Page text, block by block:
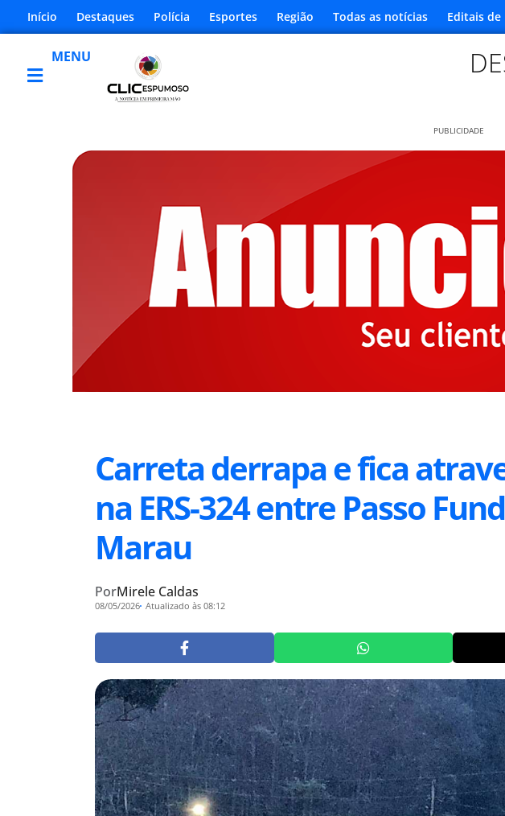
Início Destaques Polícia Esportes Região Todas as notícias Editais de
MENU
PUBLICIDADE
Carreta derrapa e fica
na ERS-324 entre Passo
Marau
PorMirele Caldas
08/05/2026 Atualizado às 08:12